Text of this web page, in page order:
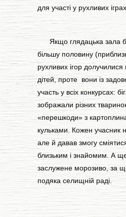
для участі у рухливих іграх.
Якщо глядацька зала
більшу половину
рухливих ігор
дітей, проте вони із
участь у всіх конкурсах:
зображали різних
«перешкоди» з
кульками. Кожен учасник
але й давав змогу
близьким і знайомим. А
заслужене морозиво, за
подяка селищній раді.